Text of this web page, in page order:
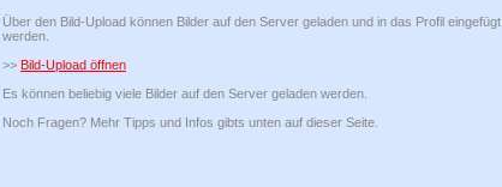
Über den Bild-Upload können Bilder auf den Server geladen und in das Profil eingefügt
werden.
>> Bild-Upload öffnen
Es können beliebig viele Bilder auf den Server geladen werden.
Noch Fragen? Mehr Tipps und Infos gibts unten auf dieser Seite.